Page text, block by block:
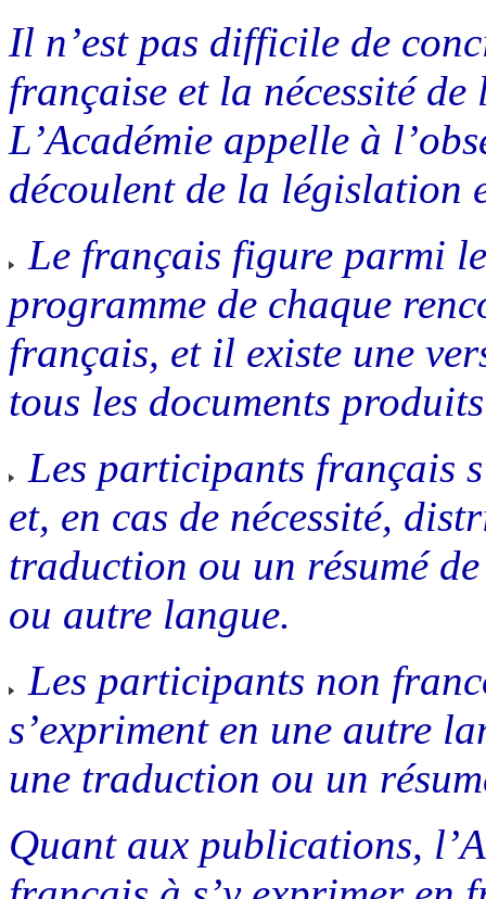
Il n’est pas difficile de
française et la nécessité
L’Académie appelle à
découlent de la législation
Le français figure parmi
programme de chaque
français, et il existe une
tous les documents
Les participants français
et, en cas de nécessité,
traduction ou un résumé
ou autre langue.
Les participants non
s’expriment en une autre
une traduction ou un
Quant aux publications,